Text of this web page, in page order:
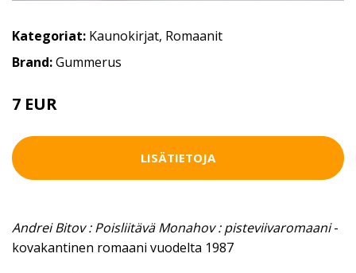
Kategoriat: Kaunokirjat, Romaanit
Brand:Gummerus
7 EUR
LISÄTIETOJA
Andrei Bitov : Poisliitävä Monahov : pisteviivaromaani-
kovakantinen romaani vuodelta 1987